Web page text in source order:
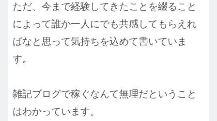
ただ、今まで経験してきたことを綴ること
によって誰か一人にでも共感してもらえれ
ばなと思って気持ちを込めて書いていま
す。
雑記ブログで稼ぐなんて無理だということ
はわかっています。